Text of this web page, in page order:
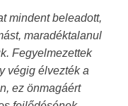
mindent beleadott,
maradéktalanul
Fegyelmezettek
végig élvezték a
ez önmagáért